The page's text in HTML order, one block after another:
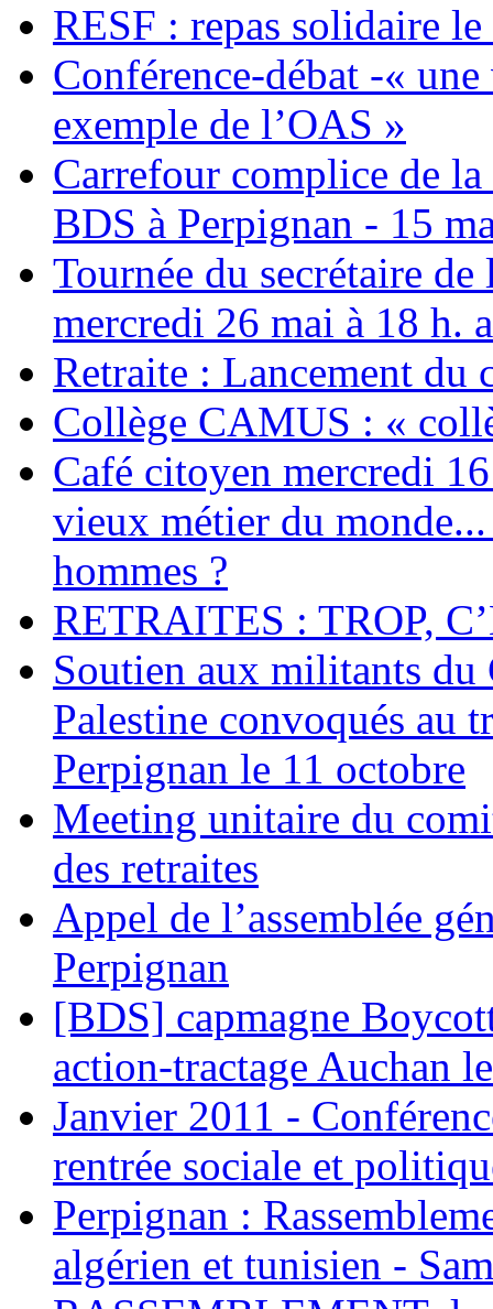
RESF : repas solidaire
Conférence-débat -«
exemple de l’OAS »
Carrefour complice de
BDS à Perpignan - 15
Tournée du secrétaire
mercredi 26 mai à 18 h.
Retraite : Lancement du
Collège CAMUS : «
Café citoyen mercredi
vieux métier du
hommes ?
RETRAITES : TROP,
Soutien aux militants
Palestine convoqués au
Perpignan le 11 octobre
Meeting unitaire du
des retraites
Appel de l’assemblée
Perpignan
[BDS] capmagne
action-tractage Auchan
Janvier 2011 -
rentrée sociale et
Perpignan :
algérien et tunisien -